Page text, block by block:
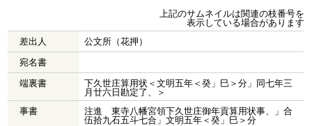
上記のサムネイルは関連の枝番号を
表示している場合があります
差出人
公文所（花押）
宛名書
端裏書
下久世庄算用状＜文明五年＜癸」巳＞分」同七年三
月廿六日勘定了、＞
事書
注進 東寺八幡宮領下久世庄御年貢算用状事、」合
伍拾九石五斗七合」文明五年＜癸」巳＞分